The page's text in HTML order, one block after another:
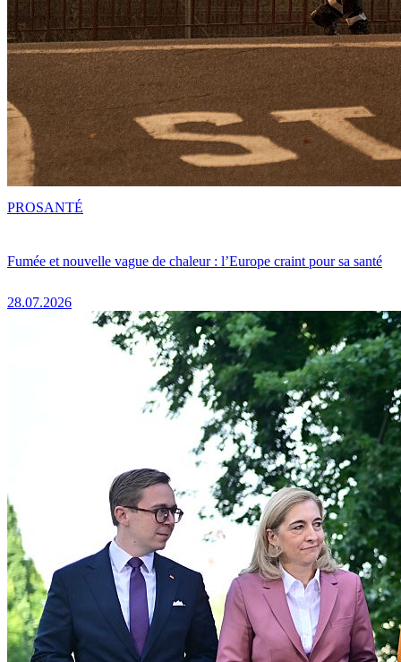
Fumée et nouvelle vague de chaleur : l’Europe craint pour sa santé
28.07.2026
PROSANTÉ